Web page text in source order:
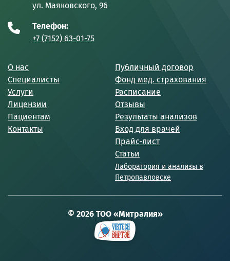
О нас
Специалисты
Услуги
Лицензии
Пациентам
Контакты
Публичный договор
Фонд мед. страхования
Расписание
Отзывы
Результаты анализов
Вход для врачей
Прайс-лист
Статьи
Лаборатория и анализы в
Петропавловске
ул. Маяковского, 96
Телефон:
+7 (7152) 63-01-75
© 2026 ТОО «Митралия»